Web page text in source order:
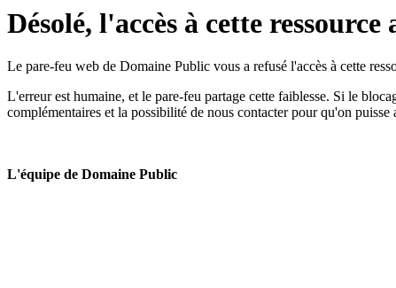
Désolé, l'accès à cette ressource
Le pare-feu web de Domaine Public vous a refusé l'accès à cette
L'erreur est humaine, et le pare-feu partage cette faiblesse. Si le
complémentaires et la possibilité de nous contacter pour qu'on puisse
L'équipe de Domaine Public